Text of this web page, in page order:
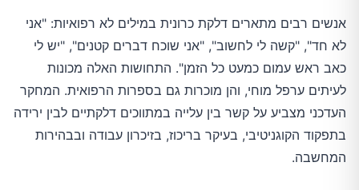
אנשים רבים מתארים דלקת כרונית במילים לא רפואיות: "אני
לא חד", "קשה לי לחשוב", "אני שוכח דברים קטנים", "יש לי
כאב ראש עמום כמעט כל הזמן". התחושות האלה מכונות
לעיתים ערפל מוחי, והן מוכרות גם בספרות הרפואית. המחקר
העדכני מצביע על קשר בין עלייה במתווכים דלקתיים לבין ירידה
בתפקוד הקוגניטיבי, בעיקר בריכוז, בזיכרון עבודה ובבהירות
המחשבה.